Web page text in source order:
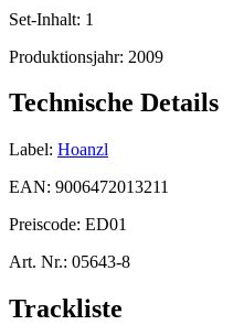
Set-Inhalt: 1
Produktionsjahr: 2009
Technische Details
Label: Hoanzl
EAN: 9006472013211
Preiscode: ED01
Art. Nr.: 05643-8
Trackliste